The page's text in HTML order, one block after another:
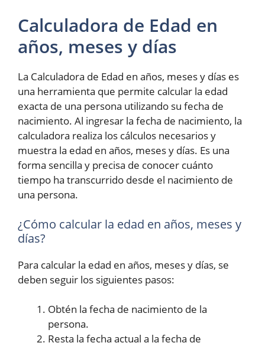
Calculadora de Edad en
años, meses y días
La Calculadora de Edad en años, meses y días es
una herramienta que permite calcular la edad
exacta de una persona utilizando su fecha de
nacimiento. Al ingresar la fecha de nacimiento, la
calculadora realiza los cálculos necesarios y
muestra la edad en años, meses y días. Es una
forma sencilla y precisa de conocer cuánto
tiempo ha transcurrido desde el nacimiento de
una persona.
¿Cómo calcular la edad en años, meses y
días?
Para calcular la edad en años, meses y días, se
deben seguir los siguientes pasos:
Obtén la fecha de nacimiento de la
persona.
Resta la fecha actual a la fecha de